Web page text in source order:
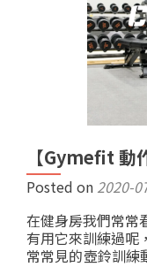
【Gymefit 動
Posted on 2020-
在健身房我們常常
有用它來訓練過呢
常常見的壺鈴訓